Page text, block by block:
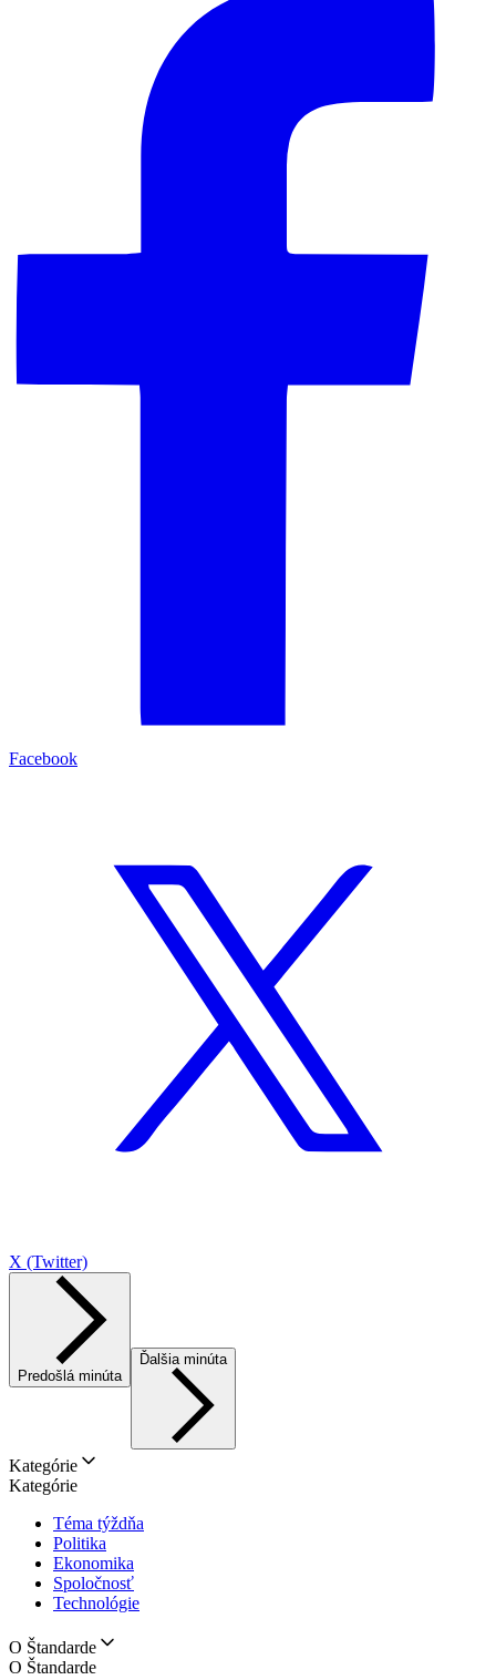
Facebook
X (Twitter)
Predošlá minúta
Ďalšia minúta
Kategórie
Kategórie
Téma týždňa
Politika
Ekonomika
Spoločnosť
Technológie
O Štandarde
O Štandarde